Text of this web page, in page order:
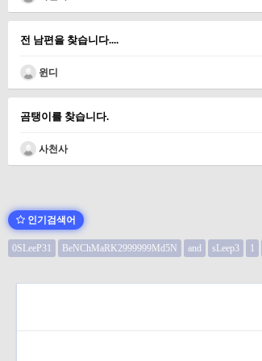
전 남편을 찾습니다....
윈디
곰탱이를 찾습니다.
사천사
인기검색어
0SLeeP31 BeNChMaRK2999999Md5N and sLeep3 1